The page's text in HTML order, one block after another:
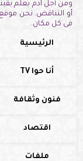
ومن أجل آدم يعلم
أو التناقض. نحن
فى كل مكان.
الرئيسية
أنا حوا TV
فنون وثقافة
اقتصاد
ملفات